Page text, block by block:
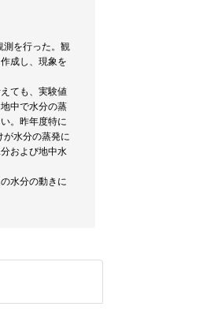
測を行った。観
成し、現象を
ても、実験値
中で水分の蒸
。昨年度特に
が水分の蒸発に
および地中水
水分の動きに